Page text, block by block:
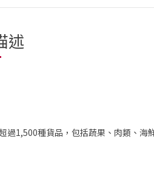
述
1,500種貨品，包括蔬果、肉類、海